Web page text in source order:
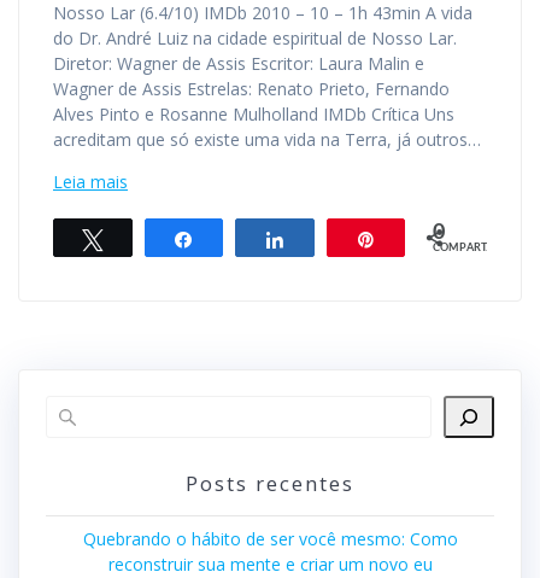
Nosso Lar (6.4/10) IMDb 2010 – 10 – 1h 43min A vida
do Dr. André Luiz na cidade espiritual de Nosso Lar.
Diretor: Wagner de Assis Escritor: Laura Malin e
Wagner de Assis Estrelas: Renato Prieto, Fernando
Alves Pinto e Rosanne Mulholland IMDb Crítica Uns
acreditam que só existe uma vida na Terra, já outros…
Leia mais
Compartilhar Compartilhar 0
COMPART.
Posts recentes
Quebrando o hábito de ser você mesmo: Como
reconstruir sua mente e criar um novo eu